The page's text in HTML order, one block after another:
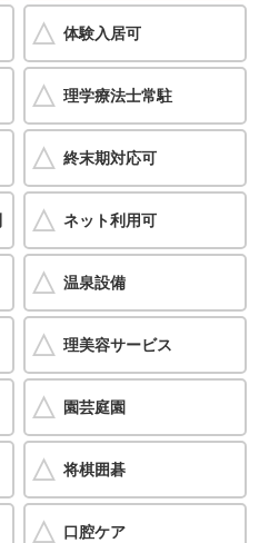
体験入居可
理学療法士常駐
終末期対応可
ネット利用可
温泉設備
理美容サービス
園芸庭園
将棋囲碁
口腔ケア